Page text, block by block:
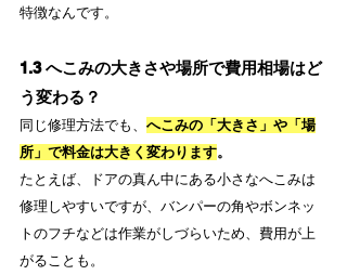
特徴なんです。
1.3 へこみの大きさや場所で費用相場はど
う変わる？
同じ修理方法でも、 へこみの「大きさ」や「場
所」で料金は大きく変わります。
たとえば、ドアの真ん中にある小さなへこみは
修理しやすいですが、バンパーの角やボンネッ
トのフチなどは作業がしづらいため、費用が上
がることも。